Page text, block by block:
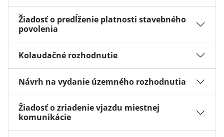
Žiadosť o predĺženie platnosti stavebného
povolenia
Kolaudačné rozhodnutie
Návrh na vydanie územného rozhodnutia
Žiadosť o zriadenie vjazdu miestnej
komunikácie